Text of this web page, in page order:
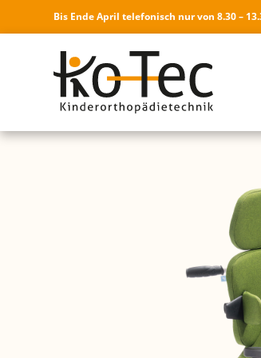
Bis Ende April telefonisch nur von 8.30 –